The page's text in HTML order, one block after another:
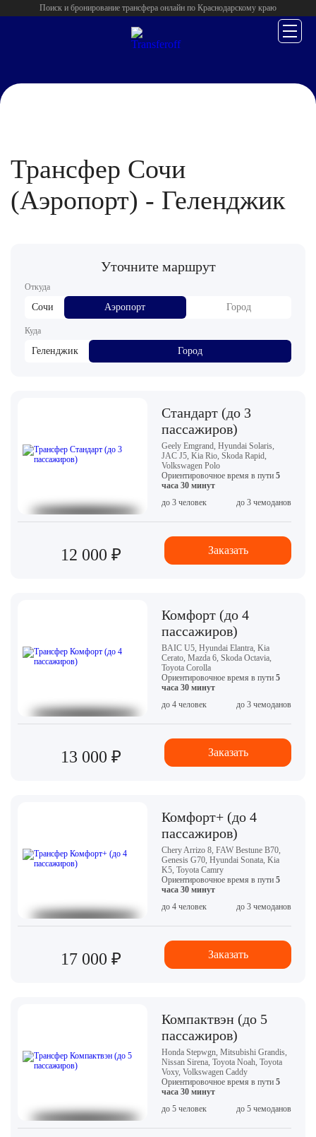
Поиск и бронирование трансфера онлайн по Краснодарскому краю
Трансфер Сочи
(Аэропорт) - Геленджик
Уточните маршрут
Откуда
Сочи Аэропорт Город
Куда
Геленджик Город
Стандарт (до 3
пассажиров)
Geely Emgrand, Hyundai Solaris,
JAC J5, Kia Rio, Skoda Rapid,
Volkswagen Polo
Ориентировочное время в пути 5
часа 30 минут
до 3 человек
до 3 чемоданов
12 000 ₽ Заказать
Комфорт (до 4
пассажиров)
BAIC U5, Hyundai Elantra, Kia
Cerato, Mazda 6, Skoda Octavia,
Toyota Corolla
Ориентировочное время в пути 5
часа 30 минут
до 4 человек
до 3 чемоданов
13 000 ₽ Заказать
Комфорт+ (до 4
пассажиров)
Chery Arrizo 8, FAW Bestune B70,
Genesis G70, Hyundai Sonata, Kia
K5, Toyota Camry
Ориентировочное время в пути 5
часа 30 минут
до 4 человек
до 3 чемоданов
17 000 ₽ Заказать
Компактвэн (до 5
пассажиров)
Honda Stepwgn, Mitsubishi Grandis,
Nissan Sirena, Toyota Noah, Toyota
Voxy, Volkswagen Caddy
Ориентировочное время в пути 5
часа 30 минут
до 5 человек
до 5 чемоданов